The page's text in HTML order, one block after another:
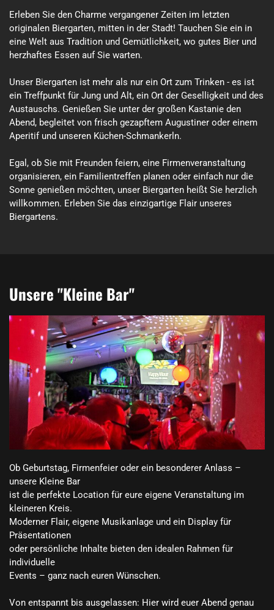
Erleben Sie den Charme vergangener Zeiten im letzten
originalen Biergarten, mitten in der Stadt! Tauchen Sie ein in
eine Welt aus Tradition und Gemütlichkeit, wo gutes Bier und
herzhaftes Essen auf Sie warten.
Unser Biergarten ist mehr als nur ein Ort zum Trinken - es ist
ein Treffpunkt für Jung und Alt, ein Ort der Geselligkeit und des
Austauschs. Genießen Sie unter der großen Kastanie den
Abend, begleitet von frisch gezapftem Augustiner oder einem
Aperitif und unseren Küchen-Schmankerln.
Egal, ob Sie mit Freunden feiern, eine Firmenveranstaltung
organisieren, ein Familientreffen planen oder einfach nur die
Sonne genießen möchten, unser Biergarten heißt Sie herzlich
willkommen. Erleben Sie das einzigartige Flair unseres
Biergartens.
Unsere "Kleine Bar"
Ob Geburtstag, Firmenfeier oder ein besonderer Anlass –
unsere Kleine Bar
ist die perfekte Location für eure eigene Veranstaltung im
kleineren Kreis.
Moderner Flair, eigene Musikanlage und ein Display für
Präsentationen
oder persönliche Inhalte bieten den idealen Rahmen für
individuelle
Events – ganz nach euren Wünschen.
Von entspannt bis ausgelassen: Hier wird euer Abend genau